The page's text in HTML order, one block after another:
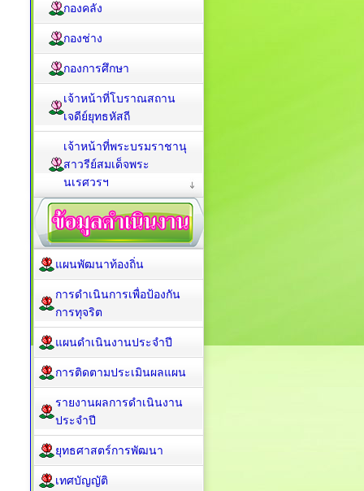
กองคลัง
กองช่าง
กองการศึกษา
เจ้าหน้าที่โบราณสถาน
เจดีย์ยุทธหัสถี
เจ้าหน้าที่พระบรมราชานุ
สาวรีย์สมเด็จพระ
นเรศวรฯ
แผนพัฒนาท้องถิ่น
การดำเนินการเพื่อป้องกัน
การทุจริต
แผนดำเนินงานประจำปี
การติดตามประเมินผลแผน
รายงานผลการดำเนินงาน
ประจำปี
ยุทธศาสตร์การพัฒนา
เทศบัญญัติ